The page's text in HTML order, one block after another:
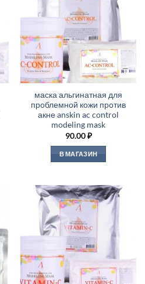
маска альгинатная для
проблемной кожи против
акне anskin ac control
modeling mask
90.00₽
В МАГАЗИН